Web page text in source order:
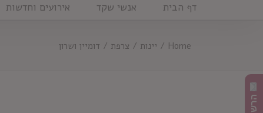
דף הבית אנשי שקד אירועים וחדשות
Home
/ יינות / צרפת / דומיין ושרון